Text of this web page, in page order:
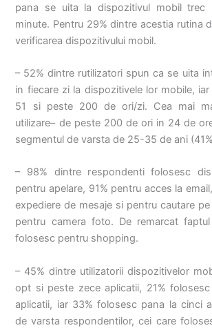
pana se uita la dispozitivul mobil
minute. Pentru 29% dintre acestia rutina
verificarea dispozitivului mobil.
– 52% dintre rutilizatori spun ca se uita
in fiecare zi la dispozitivele lor mobile,
51 si peste 200 de ori/zi. Cea mai
utilizare– de peste 200 de ori in 24 de
segmentul de varsta de 25-35 de ani
– 98% dintre respondenti folosesc
pentru apelare, 91% pentru acces la
expediere de mesaje si pentru cautare
pentru camera foto. De remarcat
folosesc pentru shopping.
– 45% dintre utilizatorii dispozitivelor
opt si peste zece aplicatii, 21%
aplicatii, iar 33% folosesc pana la cinci
de varsta respondentilor, cei care